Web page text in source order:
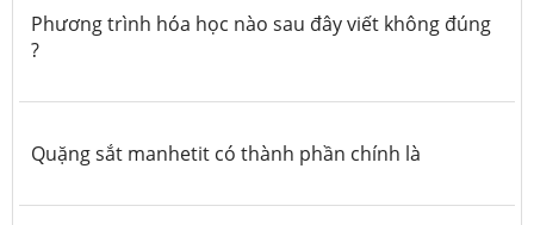
Phương trình hóa học nào sau đây viết không đúng
?
Quặng sắt manhetit có thành phần chính là